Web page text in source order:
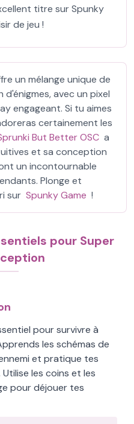
titre sur Spunky
de jeu !
un mélange unique de
avec un pixel
engageant. Si tu aimes
certainement les
But Better OSC a
et sa conception
un incontournable
Plonge et
sur Spunky Game !
pour Super
pour survivre à
les schémas de
et pratique tes
les coins et les
pour déjouer tes